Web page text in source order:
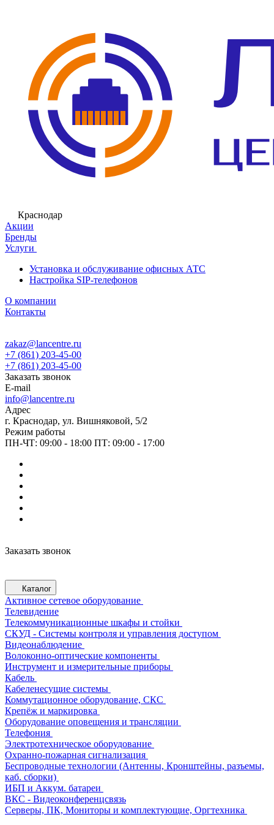
Краснодар
Акции
Бренды
Услуги
Установка и обслуживание офисных АТС
Настройка SIP-телефонов
О компании
Контакты
zakaz@lancentre.ru
+7 (861) 203-45-00
+7 (861) 203-45-00
Заказать звонок
E-mail
info@lancentre.ru
Адрес
г. Краснодар, ул. Вишняковой, 5/2
Режим работы
ПН-ЧТ: 09:00 - 18:00 ПТ: 09:00 - 17:00
Заказать звонок
Каталог
Активное сетевое оборудование
Телевидение
Телекоммуникационные шкафы и стойки
СКУД - Системы контроля и управления доступом
Видеонаблюдение
Волоконно-оптические компоненты
Инструмент и измерительные приборы
Кабель
Кабеленесущие системы
Коммутационное оборудование, СКС
Крепёж и маркировка
Оборудование оповещения и трансляции
Телефония
Электротехническое оборудование
Охранно-пожарная сигнализация
Беспроводные технологии (Антенны, Кронштейны, разъемы,
каб. сборки)
ИБП и Аккум. батареи
ВКС - Видеоконференцсвязь
Серверы, ПК, Мониторы и комплектующие, Оргтехника